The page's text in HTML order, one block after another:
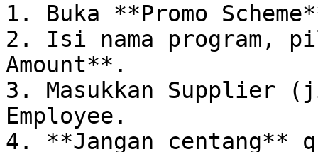
1. Buka **Promo
2. Isi nama program,
Amount**.
3. Masukkan Supplier
Employee.
4. **Jangan centang**